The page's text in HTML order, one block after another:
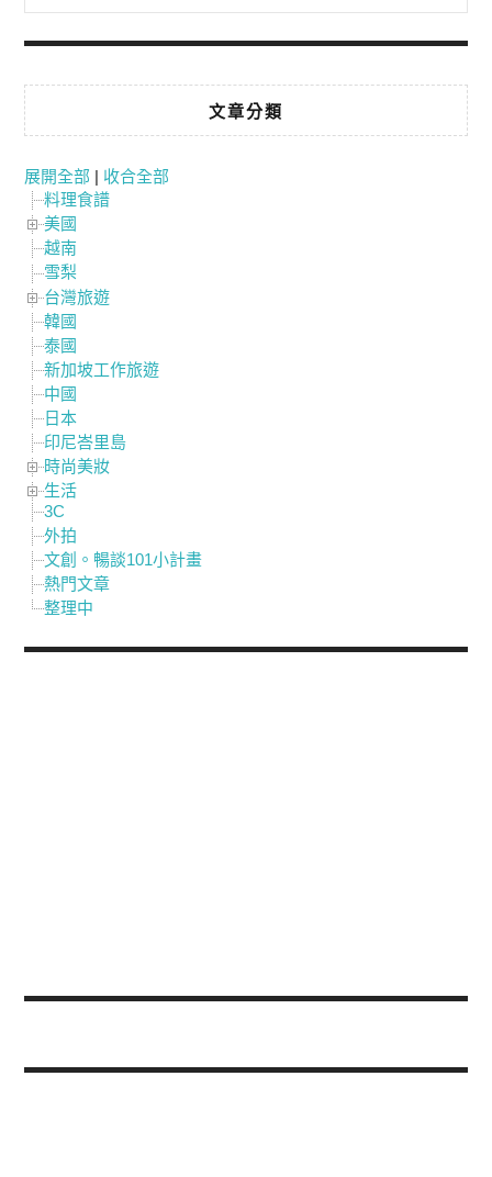
文章分類
展開全部 | 收合全部
料理食譜
美國
越南
雪梨
台灣旅遊
韓國
泰國
新加坡工作旅遊
中國
日本
印尼峇里島
時尚美妝
生活
3C
外拍
文創。暢談101小計畫
熱門文章
整理中